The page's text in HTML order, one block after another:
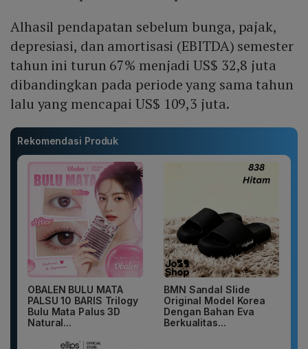
Alhasil pendapatan sebelum bunga, pajak,
depresiasi, dan amortisasi (EBITDA) semester
tahun ini turun 67% menjadi US$ 32,8 juta
dibandingkan pada periode yang sama tahun
lalu yang mencapai US$ 109,3 juta.
Rekomendasi Produk
OBALEN BULU MATA
PALSU 10 BARIS Trilogy
Bulu Mata Palus 3D
Natural...
BMN Sandal Slide
Original Model Korea
Dengan Bahan Eva
Berkualitas...